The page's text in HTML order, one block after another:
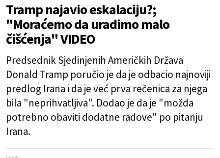
Tramp najavio eskalaciju?;
"Moraćemo da uradimo malo
čišćenja" VIDEO
Predsednik Sjedinjenih Američkih Država
Donald Tramp poručio je da je odbacio najnoviji
predlog Irana i da je već prva rečenica za njega
bila "neprihvatljiva". Dodao je da je "možda
potrebno obaviti dodatne radove" po pitanju
Irana.